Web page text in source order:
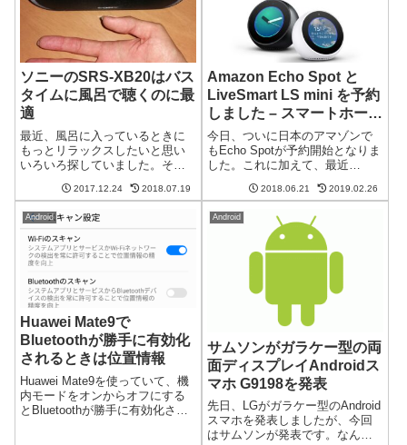
ソニーのSRS-XB20はバス
タイムに風呂で聴くのに最
適
最近、風呂に入っているときに
もっとリラックスしたいと思い
いろいろ探していました。そう
楽を聴きながらリラックスでき
SonyのSRS-XB20を購入しまし
た。思いのほかいい感じでし
た。ほぼ...
2017.12.24 2018.07.19
Amazon Echo Spot と
LiveSmart LS mini を予約
しました – スマートホーム
実現へ
今日、ついに日本のアマゾンで
もEcho Spotが予約開始となりま
した。これに加えて、最近
Alexa対応の赤外線リモコン機能
れらを使ってスマートホームを
実現する妄想...
2018.06.21 2019.02.26
Android
Huawei Mate9で
Bluetoothが勝手に有効化
されるときは位置情報
Huawei Mate9を使っていて、機
内モードをオンからオフにする
とBluetoothが勝手に有効化され
Android
サムソンがガラケー型の両
面ディスプレイAndroidス
マホ G9198を発表
先日、LGがガラケー型のAndroid
スマホを発表しましたが、今回
はサムソンが発表です。なん